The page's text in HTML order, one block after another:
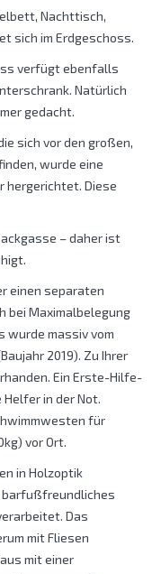
Nachttisch,
sich im Erdgeschoss.
verfügt ebenfalls
Natürlich
gedacht.
sich vor den großen,
wurde eine
hergerichtet. Diese
– daher ist
einen separaten
bei Maximalbelegung
wurde massiv vom
2019). Zu Ihrer
Ein Erste-Hilfe-
in der Not.
für
vor Ort.
in Holzoptik
Das
mit Fliesen
mit einer